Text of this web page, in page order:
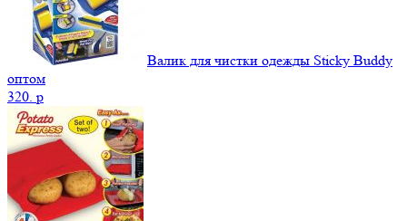
Валик для чистки одежды Sticky Buddy
оптом
320. p